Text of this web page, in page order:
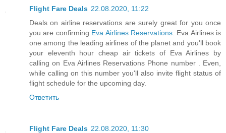
Flight Fare Deals 22.08.2020, 11:22
Deals on airline reservations are surely great for you once
you are confirming Eva Airlines Reservations. Eva Airlines is
one among the leading airlines of the planet and you'll book
your eleventh hour cheap air tickets of Eva Airlines by
calling on Eva Airlines Reservations Phone number . Even,
while calling on this number you'll also invite flight status of
flight schedule for the upcoming day.
Ответить
Flight Fare Deals 22.08.2020, 11:30